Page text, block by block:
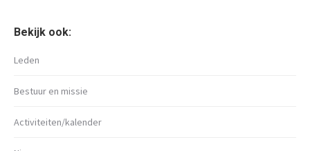
Bekijk ook:
Leden
Bestuur en missie
Activiteiten/kalender